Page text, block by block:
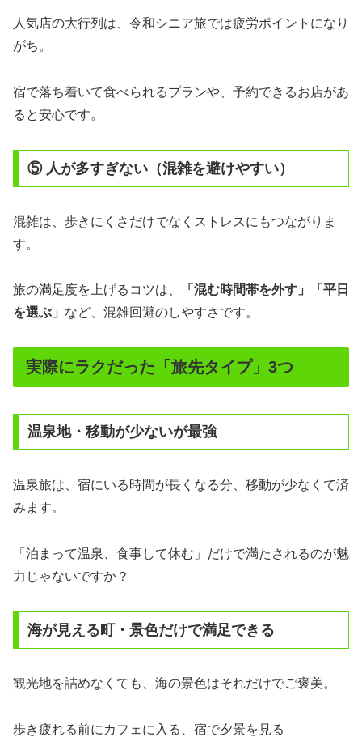
人気店の大行列は、令和シニア旅では疲労ポイントになり
がち。
宿で落ち着いて食べられるプランや、予約できるお店があ
ると安心です。
⑤ 人が多すぎない（混雑を避けやすい）
混雑は、歩きにくさだけでなくストレスにもつながりま
す。
旅の満足度を上げるコツは、
「混む時間帯を外す」「平日
を選ぶ」 など、混雑回避のしやすさです。
実際にラクだった「旅先タイプ」3つ
温泉地・移動が少ないが最強
温泉旅は、宿にいる時間が長くなる分、移動が少なくて済
みます。
「泊まって温泉、食事して休む」だけで満たされるのが魅
力じゃないですか？
海が見える町・景色だけで満足できる
観光地を詰めなくても、海の景色はそれだけでご褒美。
歩き疲れる前にカフェに入る、宿で夕景を見る